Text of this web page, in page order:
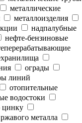
металлические
металлоизделия
надпалубные
нефте-бензиновые
ограды
линий
отопительные
водостоки
цинку
металла